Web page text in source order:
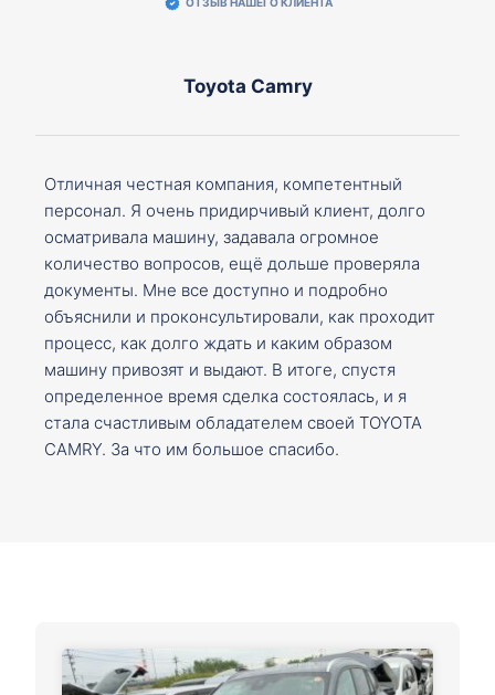
ОТЗЫВ НАШЕГО КЛИЕНТА
Toyota Camry
Отличная честная компания, компетентный
персонал. Я очень придирчивый клиент, долго
осматривала машину, задавала огромное
количество вопросов, ещё дольше проверяла
документы. Мне все доступно и подробно
объяснили и проконсультировали, как проходит
процесс, как долго ждать и каким образом
машину привозят и выдают. В итоге, спустя
определенное время сделка состоялась, и я
стала счастливым обладателем своей TOYOTA
CAMRY. За что им большое спасибо.